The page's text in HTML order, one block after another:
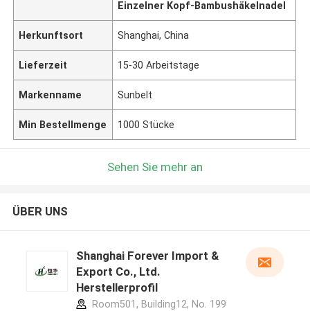
Einzelner Kopf-Bambushäkelnadel
Herkunftsort Shanghai, China
Lieferzeit 15-30 Arbeitstage
Markenname Sunbelt
Min Bestellmenge 1000 Stücke
Sehen Sie mehr an
ÜBER UNS
Shanghai Forever Import &
Export Co., Ltd.
Herstellerprofil
Room501, Building12, No. 199